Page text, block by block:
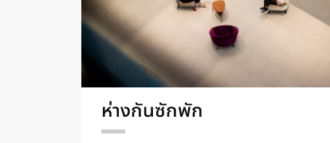
ห่างกันซักพัก